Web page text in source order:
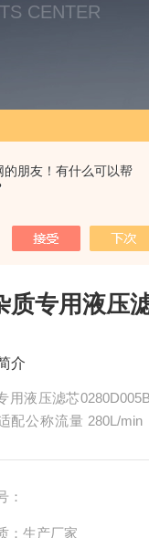
的朋友！有什么可以帮
CENTER
置：
质专用液压
介
用液压滤芯
配公称流量 280L/
：
：生产厂家